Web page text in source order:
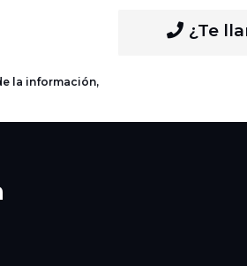
¿Te
la información,